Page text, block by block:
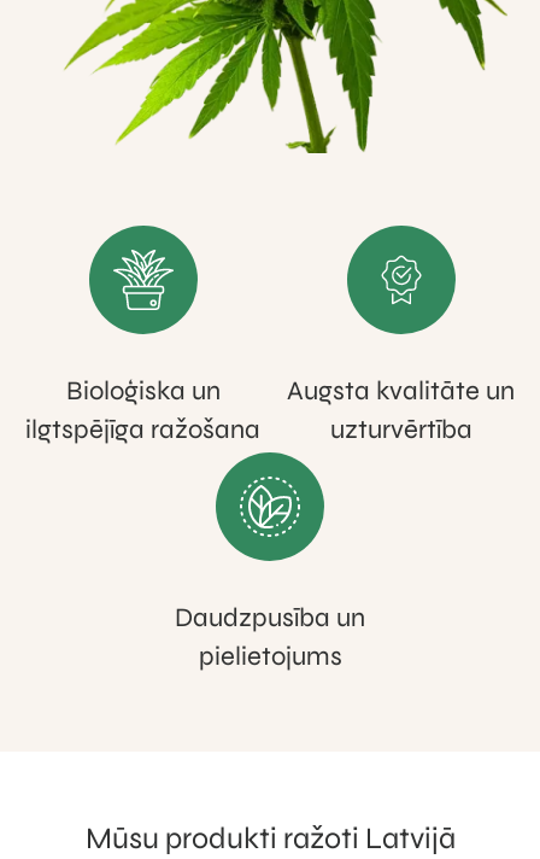
Bioloģiska un
ilgtspējīga ražošana
Augsta kvalitāte un
uzturvērtība
Daudzpusība un
pielietojums
Mūsu produkti ražoti Latvijā